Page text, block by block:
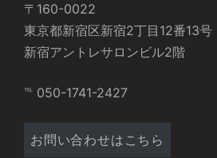
〒160-0022
東京都新宿区新宿2丁目12番13号
新宿アントレサロンビル2階
℡ 050-1741-2427
お問い合わせはこちら